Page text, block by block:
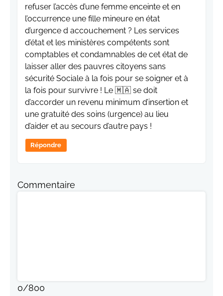
refuser l’accès d’une femme enceinte et en
l’occurrence une fille mineure en état
d’urgence d accouchement ? Les services
d’état et les ministères compétents sont
comptables et condamnables de cet état de
laisser aller des pauvres citoyens sans
sécurité Sociale à la fois pour se soigner et à
la fois pour survivre ! Le 🇲🇦 se doit
d’accorder un revenu minimum d’insertion et
une gratuité des soins (urgence) au lieu
d’aider et au secours d’autre pays !
Répondre
Commentaire
0/800